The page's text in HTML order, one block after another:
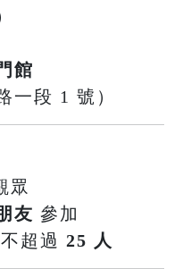
館
一段 1 號）
眾
友 參加
超過 25 人